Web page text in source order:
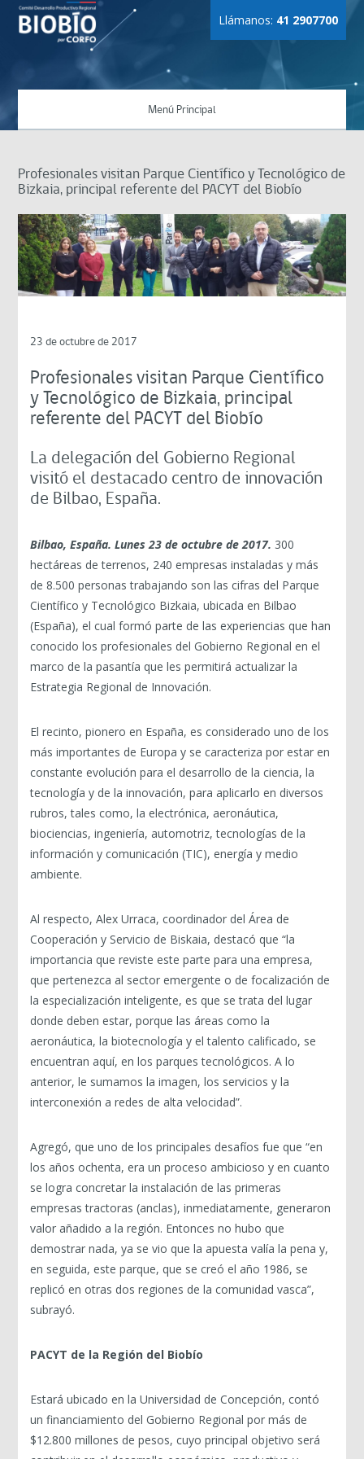
Llámanos: 41 2907700
Menú Principal
Profesionales visitan Parque Científico y Tecnológico de
Bizkaia, principal referente del PACYT del Biobío
23 de octubre de 2017
Profesionales visitan Parque Científico
y Tecnológico de Bizkaia, principal
referente del PACYT del Biobío
La delegación del Gobierno Regional
visitó el destacado centro de innovación
de Bilbao, España.
Bilbao, España. Lunes 23 de octubre de 2017. 300
hectáreas de terrenos, 240 empresas instaladas y más
de 8.500 personas trabajando son las cifras del Parque
Científico y Tecnológico Bizkaia, ubicada en Bilbao
(España), el cual formó parte de las experiencias que han
conocido los profesionales del Gobierno Regional en el
marco de la pasantía que les permitirá actualizar la
Estrategia Regional de Innovación.
El recinto, pionero en España, es considerado uno de los
más importantes de Europa y se caracteriza por estar en
constante evolución para el desarrollo de la ciencia, la
tecnología y de la innovación, para aplicarlo en diversos
rubros, tales como, la electrónica, aeronáutica,
biociencias, ingeniería, automotriz, tecnologías de la
información y comunicación (TIC), energía y medio
ambiente.
Al respecto, Alex Urraca, coordinador del Área de
Cooperación y Servicio de Biskaia, destacó que “la
importancia que reviste este parte para una empresa,
que pertenezca al sector emergente o de focalización de
la especialización inteligente, es que se trata del lugar
donde deben estar, porque las áreas como la
aeronáutica, la biotecnología y el talento calificado, se
encuentran aquí, en los parques tecnológicos. A lo
anterior, le sumamos la imagen, los servicios y la
interconexión a redes de alta velocidad”.
Agregó, que uno de los principales desafíos fue que “en
los años ochenta, era un proceso ambicioso y en cuanto
se logra concretar la instalación de las primeras
empresas tractoras (anclas), inmediatamente, generaron
valor añadido a la región. Entonces no hubo que
demostrar nada, ya se vio que la apuesta valía la pena y,
en seguida, este parque, que se creó el año 1986, se
replicó en otras dos regiones de la comunidad vasca”,
subrayó.
PACYT de la Región del Biobío
Estará ubicado en la Universidad de Concepción, contó
un financiamiento del Gobierno Regional por más de
$12.800 millones de pesos, cuyo principal objetivo será